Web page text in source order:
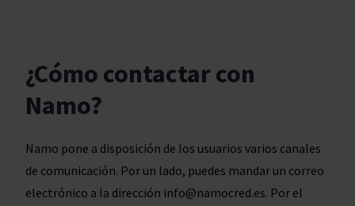
Namo pone a disposición de los usuarios varios canales
de comunicación. Por un lado, puedes mandar un correo
electrónico a la dirección info@namocred.es. Por el
¿Cómo contactar con
Namo?